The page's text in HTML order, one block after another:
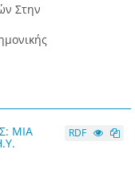
Στην
ΜΙΑ RDF